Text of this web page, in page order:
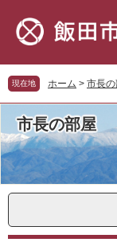
先
頭
で
す。
を
飛
ば
て
本
文
へ
現在地 ホーム > 市長の
市長の部屋
本